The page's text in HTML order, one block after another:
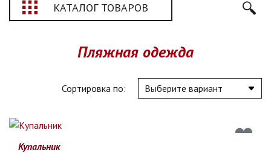
КАТАЛОГ ТОВАРОВ
Пляжная одежда
Сортировка по:
Купальник